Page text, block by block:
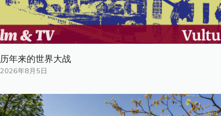
历年来的世界大战
2026年8月5日